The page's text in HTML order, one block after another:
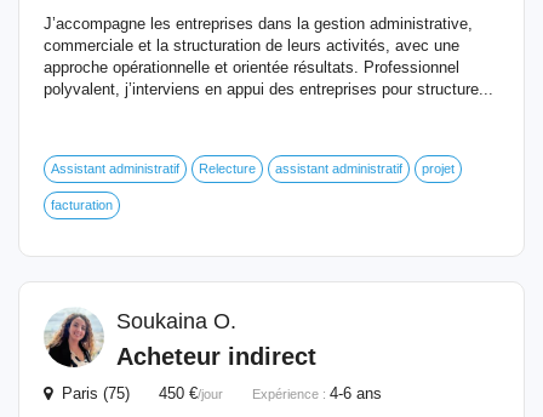
J’accompagne les entreprises dans la gestion administrative,
commerciale et la structuration de leurs activités, avec une
approche opérationnelle et orientée résultats. Professionnel
polyvalent, j’interviens en appui des entreprises pour structure...
Assistant administratif Relecture assistant administratif projet
facturation
Soukaina O.
Acheteur indirect
Paris (75) 450 €/jour Expérience : 4-6 ans